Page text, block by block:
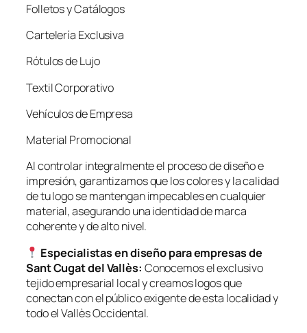
Folletos y Catálogos
Cartelería Exclusiva
Rótulos de Lujo
Textil Corporativo
Vehículos de Empresa
Material Promocional
Al controlar integralmente el proceso de diseño e
impresión, garantizamos que los colores y la calidad
de tu logo se mantengan impecables en cualquier
material, asegurando una identidad de marca
coherente y de alto nivel.
Especialistas en diseño para empresas de
Sant Cugat del Vallès: Conocemos el exclusivo
tejido empresarial local y creamos logos que
conectan con el público exigente de esta localidad y
todo el Vallès Occidental.